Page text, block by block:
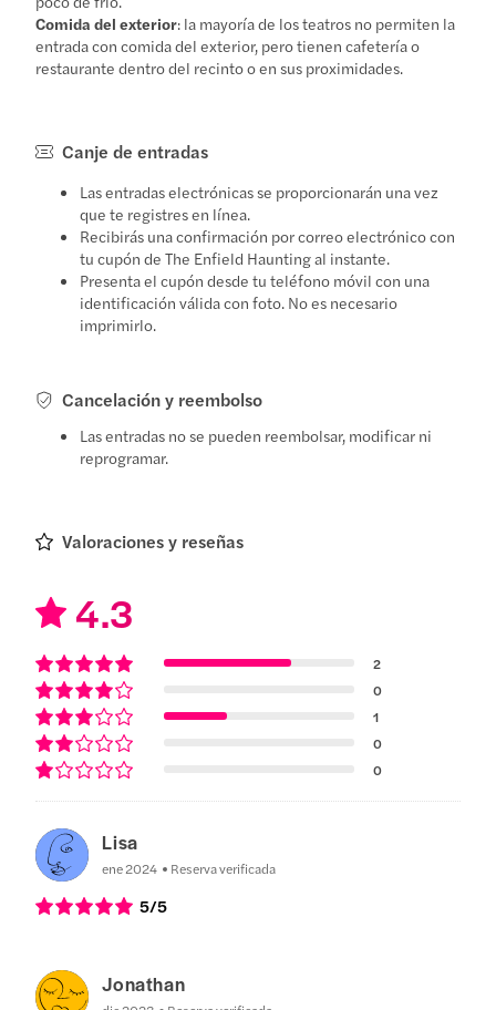
Comida del exterior: la mayoría de los teatros no permiten la
entrada con comida del exterior, pero tienen cafetería o
restaurante dentro del recinto o en sus proximidades.
Canje de entradas
Las entradas electrónicas se proporcionarán una vez
que te registres en línea.
Recibirás una confirmación por correo electrónico con
tu cupón de The Enfield Haunting al instante.
Presenta el cupón desde tu teléfono móvil con una
identificación válida con foto. No es necesario
imprimirlo.
Cancelación y reembolso
Las entradas no se pueden reembolsar, modificar ni
reprogramar.
Valoraciones y reseñas
4.3
2
0
1
0
0
Lisa
ene 2024 Reserva verificada
5/5
Jonathan